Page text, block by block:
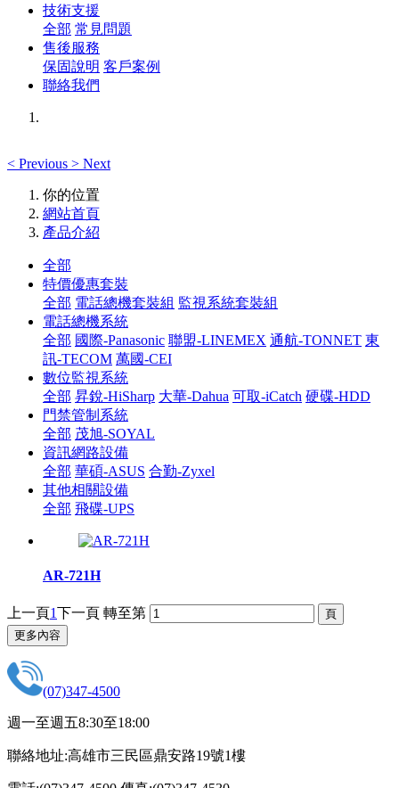
技術支援
全部 常見問題
售後服務
保固說明 客戶案例
聯絡我們
< Previous > Next
你的位置
網站首頁
產品介紹
全部
特價優惠套裝
全部 電話總機套裝組 監視系統套裝組
電話總機系統
全部 國際-Panasonic 聯盟-LINEMEX 通航-TONNET 東
訊-TECOM 萬國-CEI
數位監視系統
全部 昇銳-HiSharp 大華-Dahua 可取-iCatch 硬碟-HDD
門禁管制系統
全部 茂旭-SOYAL
資訊網路設備
全部 華碩-ASUS 合勤-Zyxel
其他相關設備
全部 飛碟-UPS
AR-721H
上一頁1下一頁 轉至第
更多內容
(07)347-4500
週一至週五8:30至18:00
聯絡地址:高雄市三民區鼎安路19號1樓